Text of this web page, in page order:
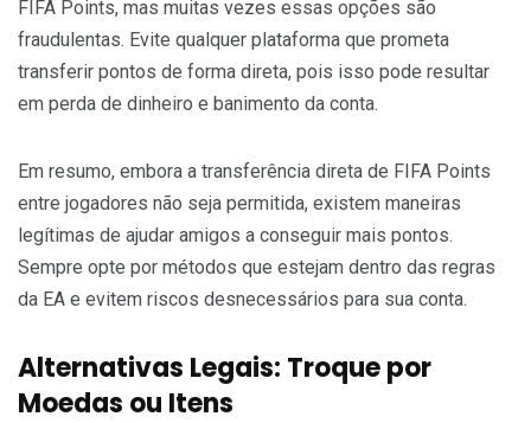
FIFA Points, mas muitas vezes essas opções são
fraudulentas. Evite qualquer plataforma que prometa
transferir pontos de forma direta, pois isso pode resultar
em perda de dinheiro e banimento da conta.
Em resumo, embora a transferência direta de FIFA Points
entre jogadores não seja permitida, existem maneiras
legítimas de ajudar amigos a conseguir mais pontos.
Sempre opte por métodos que estejam dentro das regras
da EA e evitem riscos desnecessários para sua conta.
Alternativas Legais: Troque por
Moedas ou Itens